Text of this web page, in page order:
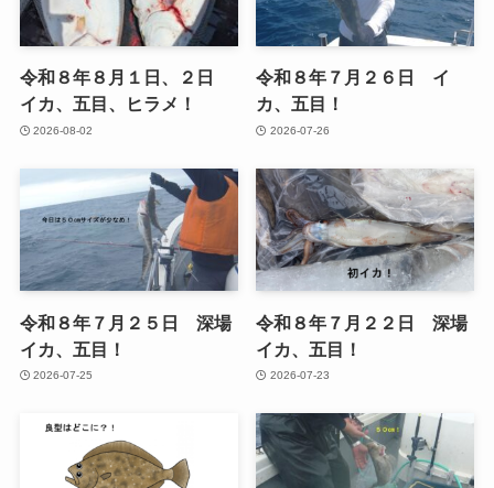
令和８年８月１日、２日
イカ、五目、ヒラメ！
2026-08-02
令和８年７月２６日 イ
カ、五目！
2026-07-26
令和８年７月２５日 深場
イカ、五目！
2026-07-25
令和８年７月２２日 深場
イカ、五目！
2026-07-23